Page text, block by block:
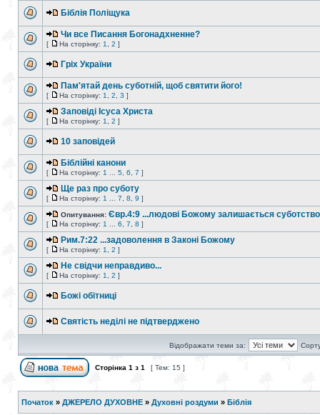
Біблія Поліщука
Чи все Писання Богонадхненне?
[ На сторінку: 1 2 ]
Гріх України
Пам'ятай день суботній, щоб святити його!
[ На сторінку: 1 2 3 ]
Заповіді Ісуса Христа
[ На сторінку: 1 2 ]
10 заповідей
Біблійні канони
[ На сторінку: 1 5 6 7 ]
Ще раз про суботу
[ На сторінку: 1 7 8 9 ]
Опитування: Євр.4:9 ...людові Божому залишається
[ На сторінку: 1 6 7 8 ]
Рим.7:22 ...задоволення в Законі Божому
[ На сторінку: 1 2 ]
Не свідчи неправдиво...
[ На сторінку: 1 2 ]
Божі обітниці
Святість неділі не підтверджено
Відображати теми за:
Сторінка 1 з 1 [ Тем: 15 ]
Початок » ДЖЕРЕЛО ДУХОВНЕ » Духовні роздуми » Біблія